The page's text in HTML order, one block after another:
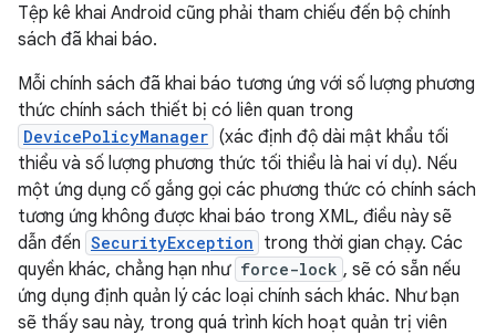
Tệp kê khai Android cũng phải tham chiếu đến bộ chính
sách đã khai báo.
Mỗi chính sách đã khai báo tương ứng với số lượng phương
thức chính sách thiết bị có liên quan trong
DevicePolicyManager (xác định độ dài mật khẩu tối
thiểu và số lượng phương thức tối thiểu là hai ví dụ). Nếu
một ứng dụng cố gắng gọi các phương thức có chính sách
tương ứng không được khai báo trong XML, điều này sẽ
dẫn đến SecurityException trong thời gian chạy. Các
quyền khác, chẳng hạn như force-lock , sẽ có sẵn nếu
ứng dụng định quản lý các loại chính sách khác. Như bạn
sẽ thấy sau này, trong quá trình kích hoạt quản trị viên